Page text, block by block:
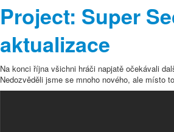
Project: Super
aktualizace
Na konci října všichni hráči napjatě očekávali
Nedozvěděli jsme se mnoho nového, ale místo